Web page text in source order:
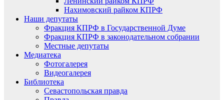
Нахимовский райком КПРФ
Наши депутаты
Фракция КПРФ в Государственной Думе
Фракция КПРФ в законодательном собрании
Местные депутаты
Медиатека
Фотогалерея
Видеогалерея
Библиотека
Севастопольская правда